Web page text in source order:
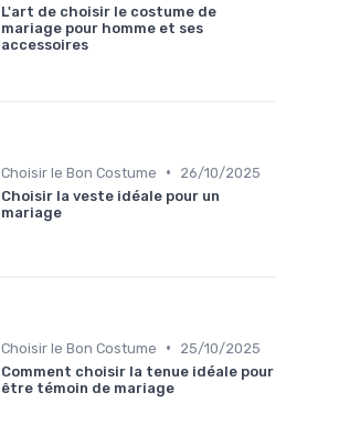
L'art de choisir le costume de
mariage pour homme et ses
accessoires
Choisir le Bon Costume •
26/10/2025
Choisir la veste idéale pour un
mariage
Choisir le Bon Costume •
25/10/2025
Comment choisir la tenue idéale pour
être témoin de mariage